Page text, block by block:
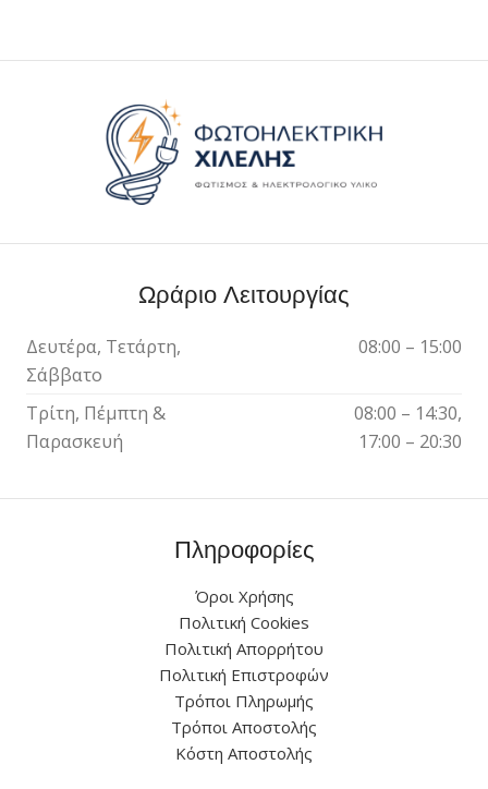
Ωράριο Λειτουργίας
Δευτέρα, Τετάρτη,
Σάββατο
08:00 – 15:00
Τρίτη, Πέμπτη &
Παρασκευή
08:00 – 14:30,
17:00 – 20:30
Πληροφορίες
Όροι Χρήσης
Πολιτική Cookies
Πολιτική Απορρήτου
Πολιτική Επιστροφών
Τρόποι Πληρωμής
Τρόποι Αποστολής
Κόστη Αποστολής